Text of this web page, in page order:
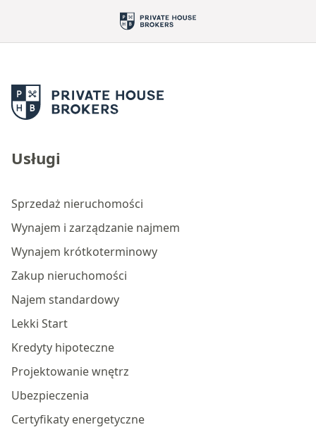
Usługi
Sprzedaż nieruchomości
Wynajem i zarządzanie najmem
Wynajem krótkoterminowy
Zakup nieruchomości
Najem standardowy
Lekki Start
Kredyty hipoteczne
Projektowanie wnętrz
Ubezpieczenia
Certyfikaty energetyczne